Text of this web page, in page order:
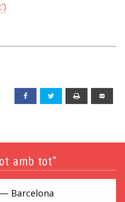
Facebook Twitter
amb tot”
— Barcelona